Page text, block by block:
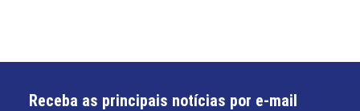
Receba as principais notícias por e-mail